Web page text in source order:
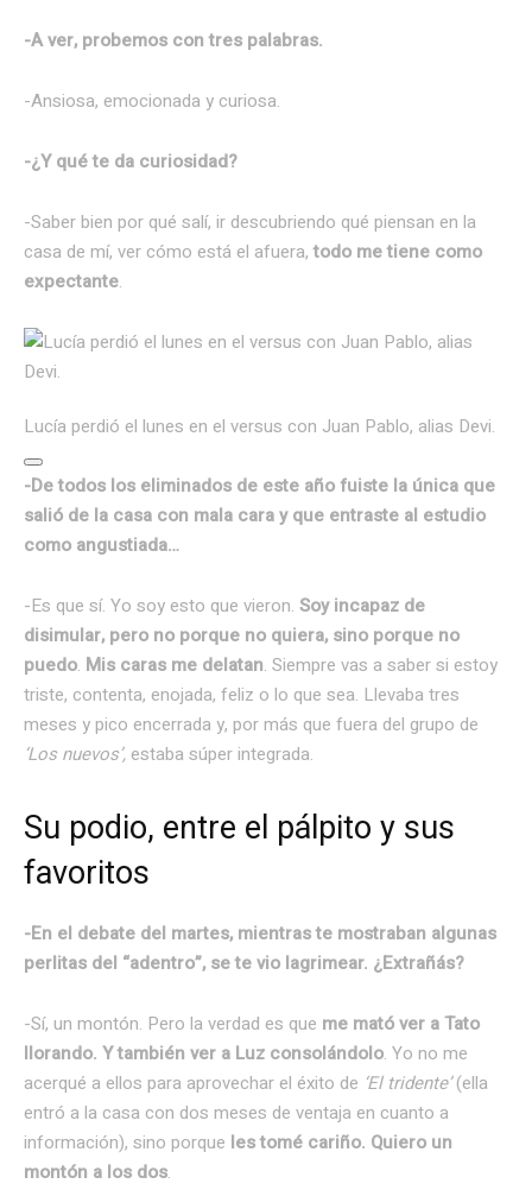
-A ver, probemos con tres palabras.
-Ansiosa, emocionada y curiosa.
-¿Y qué te da curiosidad?
-Saber bien por qué salí, ir descubriendo qué piensan en la
casa de mí, ver cómo está el afuera,todo me tiene como
expectante.
Lucía perdió el lunes en el versus con Juan Pablo, alias Devi.
-De todos los eliminados de este año fuiste la única que
salió de la casa con mala cara y que entraste al estudio
como angustiada…
-Es que sí. Yo soy esto que vieron. Soy incapaz de
disimular, pero no porque no quiera, sino porque no
puedo. Mis caras me delatan. Siempre vas a saber si estoy
triste, contenta, enojada, feliz o lo que sea. Llevaba tres
meses y pico encerrada y, por más que fuera del grupo de
‘Los nuevos’, estaba súper integrada.
Su podio, entre el pálpito y sus
favoritos
-En el debate del martes, mientras te mostraban algunas
perlitas del “adentro”, se te vio lagrimear. ¿Extrañás?
-Sí, un montón. Pero la verdad es que me mató ver a Tato
llorando. Y también ver a Luz consolándolo. Yo no me
acerqué a ellos para aprovechar el éxito de ‘El tridente’(ella
entró a la casa con dos meses de ventaja en cuanto a
información), sino porque les tomé cariño. Quiero un
montón a los dos.